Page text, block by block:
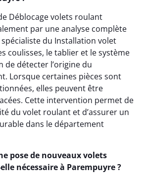
Déblocage volets roulant
par une analyse complète
du Installation volet
coulisses, le tablier et le système
de détecter l’origine du
Lorsque certaines pièces sont
elles peuvent être
Cette intervention permet de
du volet roulant et d’assurer un
dans le département
pose de nouveaux volets
nécessaire à Parempuyre ?